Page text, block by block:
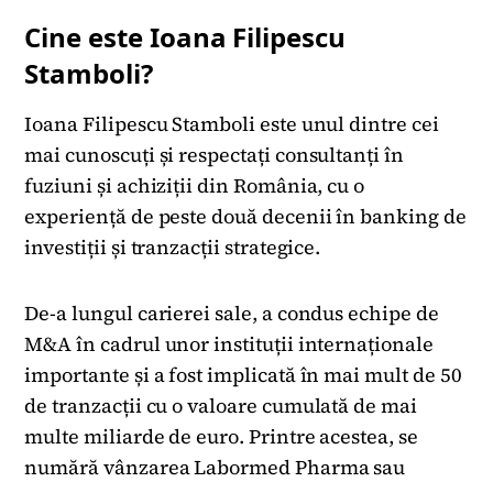
Cine este Ioana Filipescu
Stamboli?
Ioana Filipescu Stamboli este unul dintre cei
mai cunoscuți și respectați consultanți în
fuziuni și achiziții din România, cu o
experiență de peste două decenii în banking de
investiții și tranzacții strategice.
De-a lungul carierei sale, a condus echipe de
M&A în cadrul unor instituții internaționale
importante și a fost implicată în mai mult de 50
de tranzacții cu o valoare cumulată de mai
multe miliarde de euro. Printre acestea, se
numără vânzarea Labormed Pharma sau